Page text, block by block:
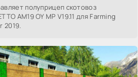
полуприцеп скотовоз
AM19 OY MP V19.11 для Farming
2019.